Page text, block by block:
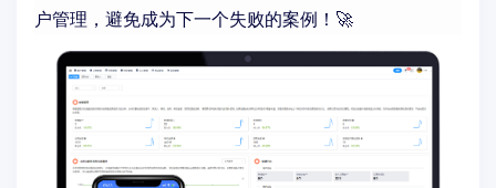
户管理，避免成为下一个失败的案例！🚀